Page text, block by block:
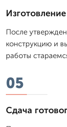
После
конструкцию и
работы
05
Сдача